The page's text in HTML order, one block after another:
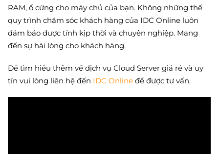
RAM, ổ cứng cho máy chủ của bạn. Không những thế
quy trình chăm sóc khách hàng của IDC Online luôn
đảm bảo được tính kịp thời và chuyên nghiệp. Mang
đến sự hài lòng cho khách hàng.
Để tìm hiểu thêm về dịch vụ Cloud Server giá rẻ và uy
tín vui lòng liên hệ đến IDC Online để được tư vấn.